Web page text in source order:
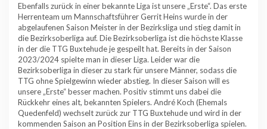
Ebenfalls zurück in einer bekannte Liga ist unsere „Erste“. Das erste
Herrenteam um Mannschaftsführer Gerrit Heins wurde in der
abgelaufenen Saison Meister in der Bezirksliga und stieg damit in
die Bezirksoberliga auf. Die Bezirksoberliga ist die höchste Klasse
in der die TTG Buxtehude je gespeilt hat. Bereits in der Saison
2023/2024 spielte man in dieser Liga. Leider war die
Bezirksoberliga in dieser zu stark für unsere Männer, sodass die
TTG ohne Spielgewinn wieder abstieg. In dieser Saison will es
unsere „Erste“ besser machen. Positiv stimmt uns dabei die
Rückkehr eines alt, bekannten Spielers. André Koch (Ehemals
Quedenfeld) wechselt zurück zur TTG Buxtehude und wird in der
kommenden Saison an Position Eins in der Bezirksoberliga spielen.